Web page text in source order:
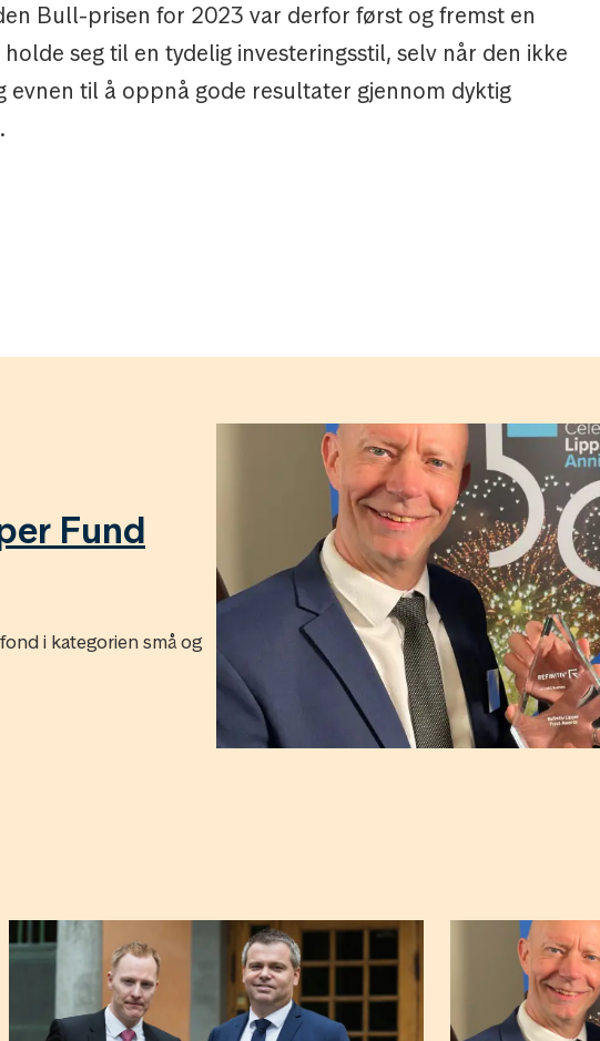
Bull-prisen for 2023 var derfor først og fremst en
seg til en tydelig investeringsstil, selv når den ikke
evnen til å oppnå gode resultater gjennom dyktig
Fund
i kategorien små og